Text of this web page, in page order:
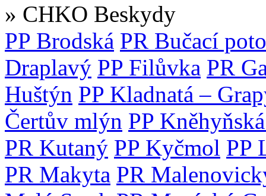
» CHKO Beskydy
PP Brodská PR Bučací
Draplavý PP Filůvka PR
Huštýn PP Kladnatá –
Čertův mlýn PP
PR Kutaný PP Kyčmol PP
PR Makyta PR